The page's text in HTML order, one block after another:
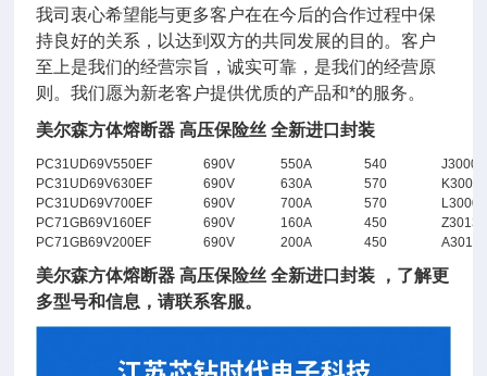
我司衷心希望能与更多客户在在今后的合作过程中保
持良好的关系，以达到双方的共同发展的目的。客户
至上是我们的经营宗旨，诚实可靠，是我们的经营原
则。我们愿为新老客户提供优质的产品和*的服务。
美尔森方体熔断器 高压保险丝 全新进口封装
PC31UD69V550EF 690V 550A 540
PC31UD69V630EF
690V 630A 570
PC31UD69V700EF
690V 700A 570
PC71GB69V160EF
690V 160A 450
PC71GB69V200EF
690V 200A 450
美尔森方体熔断器 高压保险丝 全新进口封装
，了解更
多型号和信息，请联系客服。